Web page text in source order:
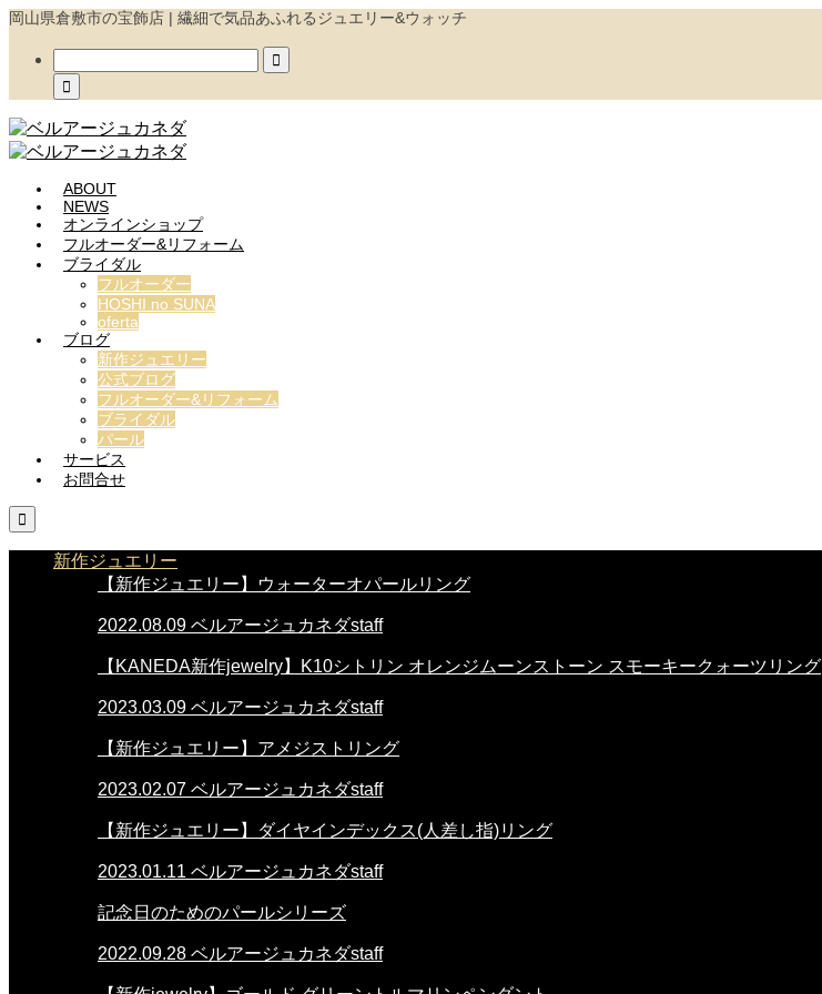
岡山県倉敷市の宝飾店 | 繊細で気品あふれるジュエリー&ウォッチ


ABOUT
NEWS
オンラインショップ
フルオーダー&リフォーム
ブライダル
フルオーダー
HOSHI no SUNA
oferta
ブログ
新作ジュエリー
公式ブログ
フルオーダー&リフォーム
ブライダル
パール
サービス
お問合せ

新作ジュエリー
【新作ジュエリー】ウォーターオパールリング
2022.08.09 ベルアージュカネダstaff
【KANEDA新作jewelry】K10シトリン オレンジムーンストーン スモーキークォーツリング
2023.03.09 ベルアージュカネダstaff
【新作ジュエリー】アメジストリング
2023.02.07 ベルアージュカネダstaff
【新作ジュエリー】ダイヤインデックス(人差し指)リング
2023.01.11 ベルアージュカネダstaff
記念日のためのパールシリーズ
2022.09.28 ベルアージュカネダstaff